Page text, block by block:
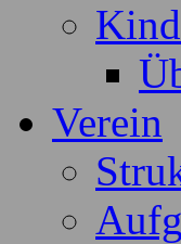
Verein